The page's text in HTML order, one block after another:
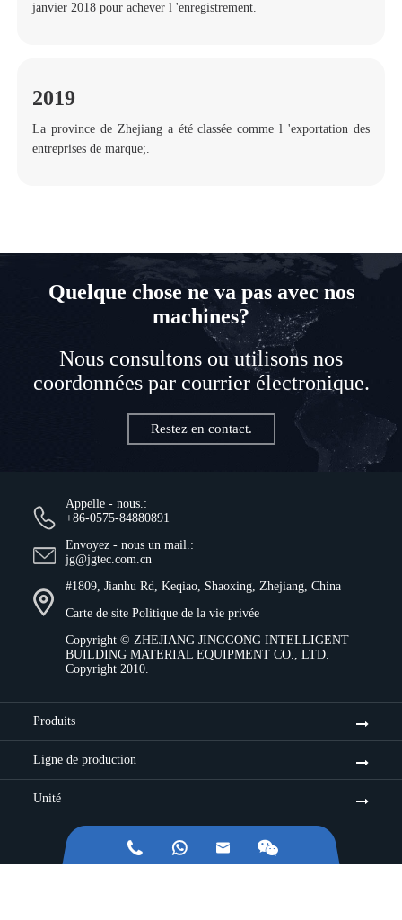
janvier 2018 pour achever l 'enregistrement.
2019
La province de Zhejiang a été classée comme l 'exportation des
entreprises de marque;.
Quelque chose ne va pas avec nos
machines?
Nous consultons ou utilisons nos
coordonnées par courrier électronique.
Restez en contact.
Appelle - nous.:
+86-0575-84880891
Envoyez - nous un mail.:
jg@jgtec.com.cn
#1809, Jianhu Rd, Keqiao, Shaoxing, Zhejiang, China
Carte de site Politique de la vie privée
Copyright © ZHEJIANG JINGGONG INTELLIGENT
BUILDING MATERIAL EQUIPMENT CO., LTD.
Copyright 2010.
Produits
Ligne de production
Unité
  